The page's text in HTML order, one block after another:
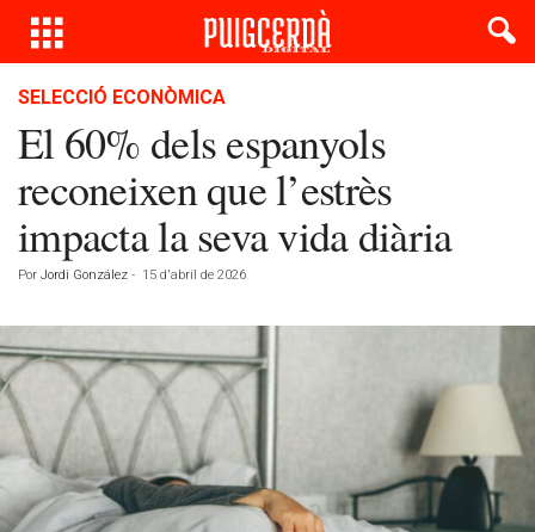
SELECCIÓ ECONÒMICA
El 60% dels espanyols
reconeixen que l’estrès
impacta la seva vida diària
Por Jordi González - 15 d'abril de 2026